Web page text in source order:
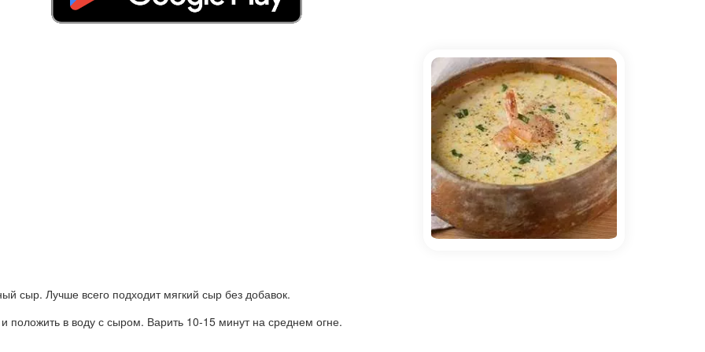
сыр. Лучше всего подходит мягкий сыр без добавок.
положить в воду с сыром. Варить 10-15 минут на среднем огне.